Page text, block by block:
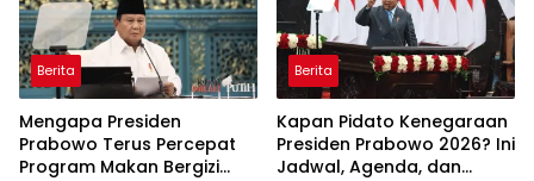
Berita
Mengapa Presiden
Prabowo Terus Percepat
Program Makan Bergizi
Berita
Kapan Pidato Kenegaraan
Presiden Prabowo 2026? Ini
Jadwal, Agenda, dan